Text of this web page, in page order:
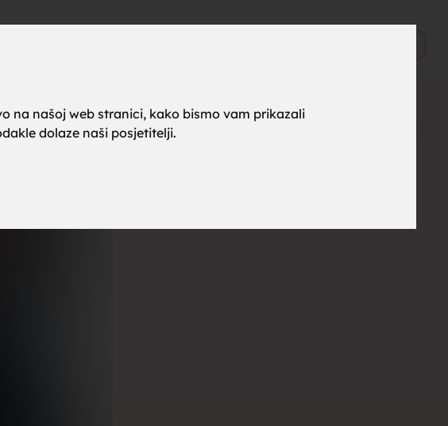
na našoj web stranici, kako bismo vam prikazali
dolaze naši posjetitelji.
za